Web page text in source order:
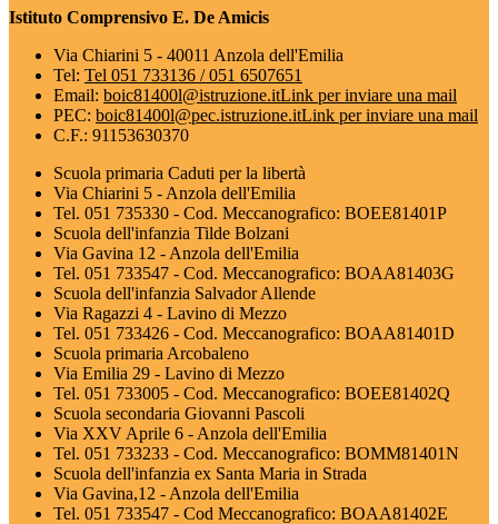
Istituto Comprensivo E. De Amicis
Via Chiarini 5 - 40011 Anzola dell'Emilia
Tel: Tel 051 733136 / 051 6507651
Email: boic81400l@istruzione.itLink per inviare una mail
PEC: boic81400l@pec.istruzione.itLink per inviare una mail
C.F.: 91153630370
Scuola primaria Caduti per la libertà
Via Chiarini 5 - Anzola dell'Emilia
Tel. 051 735330 - Cod. Meccanografico: BOEE81401P
Scuola dell'infanzia Tilde Bolzani
Via Gavina 12 - Anzola dell'Emilia
Tel. 051 733547 - Cod. Meccanografico: BOAA81403G
Scuola dell'infanzia Salvador Allende
Via Ragazzi 4 - Lavino di Mezzo
Tel. 051 733426 - Cod. Meccanografico: BOAA81401D
Scuola primaria Arcobaleno
Via Emilia 29 - Lavino di Mezzo
Tel. 051 733005 - Cod. Meccanografico: BOEE81402Q
Scuola secondaria Giovanni Pascoli
Via XXV Aprile 6 - Anzola dell'Emilia
Tel. 051 733233 - Cod. Meccanografico: BOMM81401N
Scuola dell'infanzia ex Santa Maria in Strada
Via Gavina,12 - Anzola dell'Emilia
Tel. 051 733547 - Cod Meccanografico: BOAA81402E